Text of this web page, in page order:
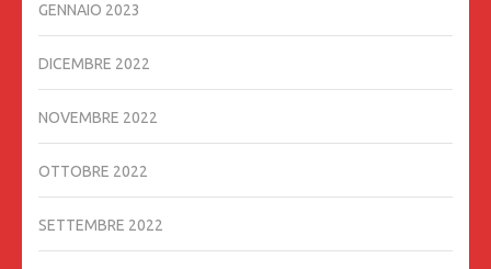
GENNAIO 2023
DICEMBRE 2022
NOVEMBRE 2022
OTTOBRE 2022
SETTEMBRE 2022